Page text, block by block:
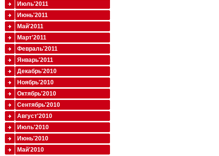
Июль'2011
Июнь'2011
Май'2011
Март'2011
Февраль'2011
Январь'2011
Декабрь'2010
Ноябрь'2010
Октябрь'2010
Сентябрь'2010
Август'2010
Июль'2010
Июнь'2010
Май'2010